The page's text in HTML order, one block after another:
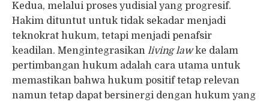
Kedua, melalui proses yudisial yang progresif.
Hakim dituntut untuk tidak sekadar menjadi
teknokrat hukum, tetapi menjadi penafsir
keadilan. Mengintegrasikan living lawke dalam
pertimbangan hukum adalah cara utama untuk
memastikan bahwa hukum positif tetap relevan
namun tetap dapat bersinergi dengan hukum yang